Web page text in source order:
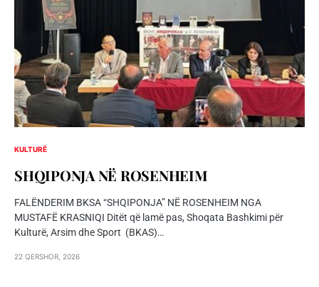
KULTURË
SHQIPONJA NЁ ROSENHEIM
FALËNDERIM BKSA “SHQIPONJA” NË ROSENHEIM NGA
MUSTAFË KRASNIQI Ditët që lamë pas, Shoqata Bashkimi për
Kulturë, Arsim dhe Sport (BKAS)…
22 QERSHOR, 2026